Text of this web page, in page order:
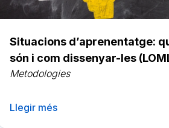
Situacions d’aprenentatge:
són i com dissenyar-les
Metodologies
Llegir més